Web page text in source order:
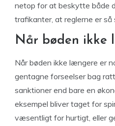
netop for at beskytte både
trafikanter, at reglerne er så
Når bøden ikke
Når bøden ikke længere er
gentagne forseelser bag
sanktioner end bare en
eksempel bliver taget for
væsentligt for hurtigt, eller